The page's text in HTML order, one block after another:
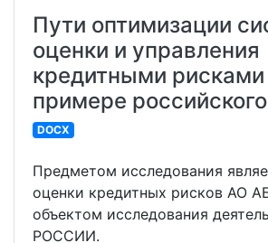
Пути оптимизации
оценки и управления
кредитными рисками
примере
DOCX
Предметом исследования
оценки кредитных рисков АО
объектом исследования
РОССИИ.